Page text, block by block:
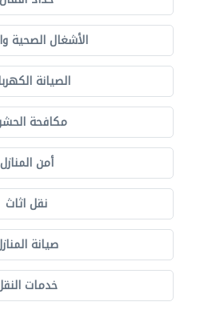
الأشغال الصحية
الصيانة
مكافحة
أمن المنازل
نقل اثاث
صيانة
خدمات